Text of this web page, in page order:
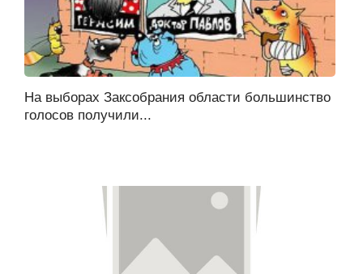
На выборах Заксобрания области большинство
голосов получили...